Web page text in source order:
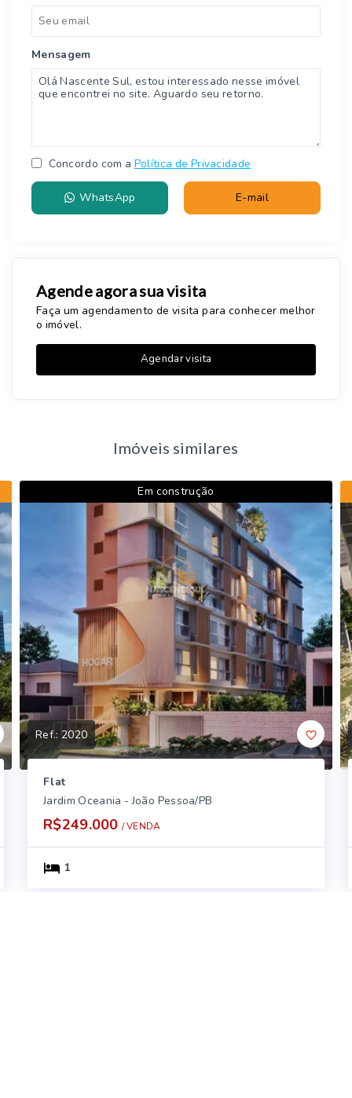
Mensagem
Concordo com a Política de Privacidade
WhatsApp E-mail
Agende agora sua visita
Faça um agendamento de visita para conhecer melhor
o imóvel.
Agendar visita
Imóveis similares
Em construção
Ref.:2020
Flat
Jardim Oceania - João Pessoa/PB
R$249.000 / VENDA
1